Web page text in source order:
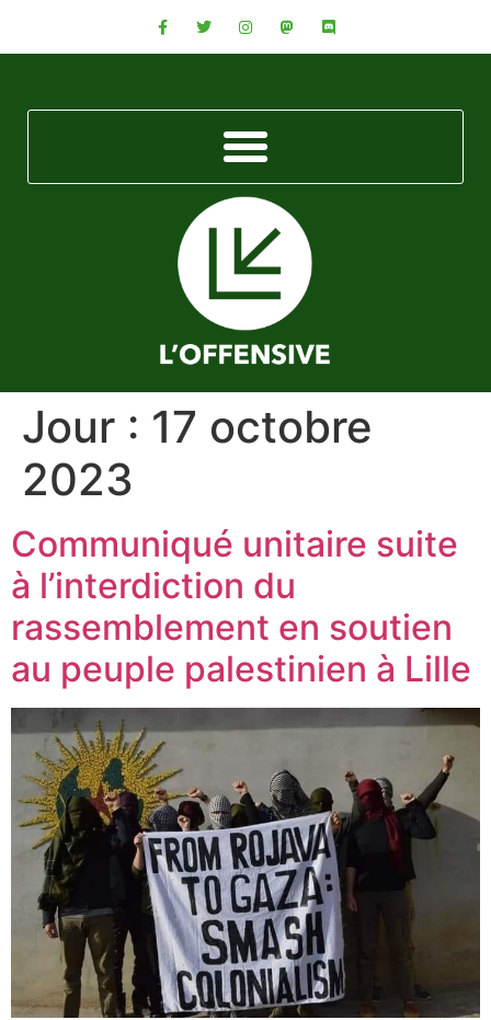
Jour : 17 octobre
2023
Communiqué unitaire suite
à l’interdiction du
rassemblement en soutien
au peuple palestinien à Lille